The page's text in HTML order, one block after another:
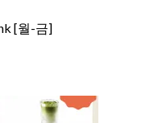
[월-금]